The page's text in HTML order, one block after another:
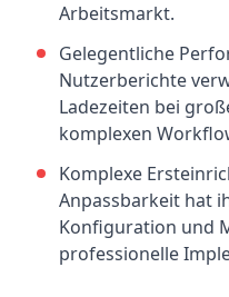
Arbeitsmarkt.
Gelegentliche
Nutzerberichte
Ladezeiten bei
komplexen
Komplexe
Anpassbarkeit hat
Konfiguration und
professionelle